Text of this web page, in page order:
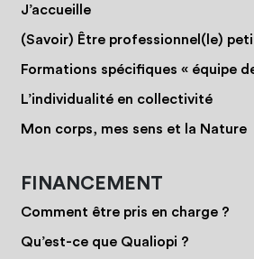
J’accueille
(Savoir) Être professionnel(le)
Formations spécifiques « équipe
L’individualité en collectivité
Mon corps, mes sens et la Nature
FINANCEMENT
Comment être pris en charge ?
Qu’est-ce que Qualiopi ?